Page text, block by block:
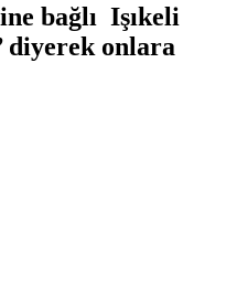
bağlı Işıkeli
diyerek onlara